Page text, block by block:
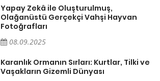
Yapay Zekâ ile Oluşturulmuş,
Olağanüstü Gerçekçi Vahşi Hayvan
Fotoğrafları
08.09.2025
Karanlık Ormanın Sırları: Kurtlar, Tilki ve
Vaşakların Gizemli Dünyası